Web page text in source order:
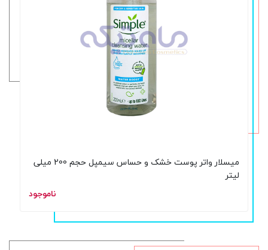
میسلار واتر پوست خشک و حساس سیمپل حجم 200 میلی
لیتر
ناموجود